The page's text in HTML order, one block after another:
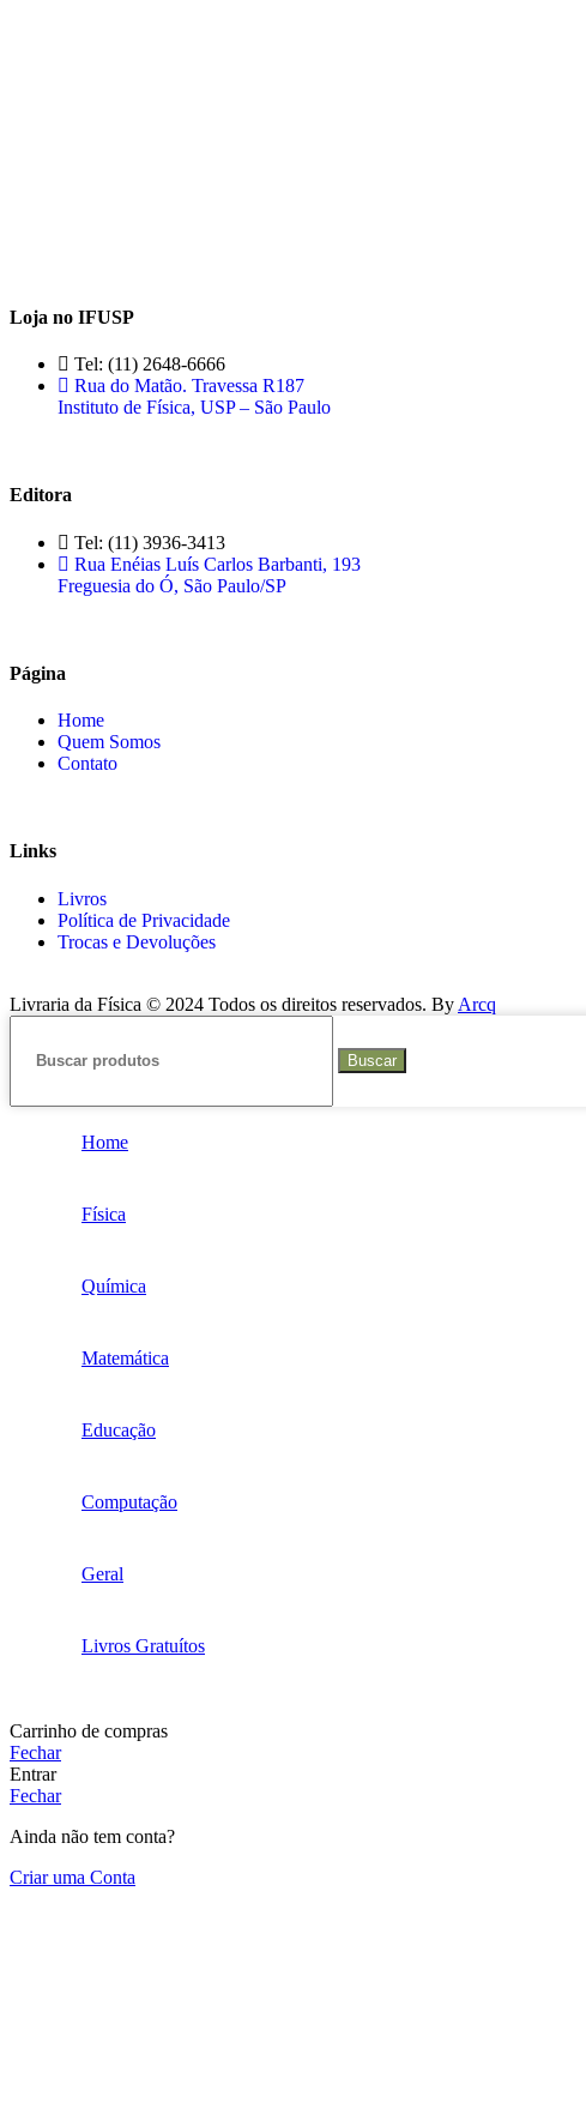
Loja no IFUSP
Tel: (11) 2648-6666
Rua do Matão. Travessa R187
Instituto de Física, USP – São Paulo
Editora
Tel: (11) 3936-3413
Rua Enéias Luís Carlos Barbanti, 193
Freguesia do Ó, São Paulo/SP
Página
Home
Quem Somos
Contato
Links
Livros
Política de Privacidade
Trocas e Devoluções
Livraria da Física © 2024 Todos os direitos reservados. By Arcq
Buscar
Home
Física
Química
Matemática
Educação
Computação
Geral
Livros Gratuítos
Carrinho de compras
Fechar
Entrar
Fechar
Ainda não tem conta?
Criar uma Conta